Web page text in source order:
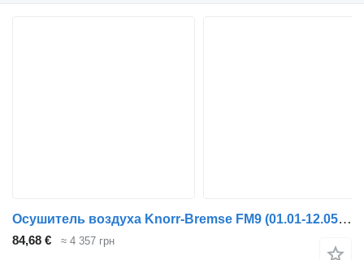
Осушитель воздуха Knorr-Bremse FM9 (01.01-12.05) LA8288 II39740F для тягача Volvo FM7-FM12, FM, FMX (1998-2014)
84,68 € ≈ 4 357 грн